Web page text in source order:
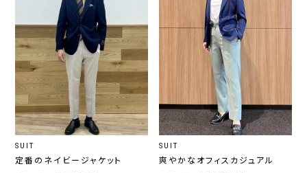
SUIT
定番のネイビージャケット
SUIT
爽やかなオフィスカジュアル